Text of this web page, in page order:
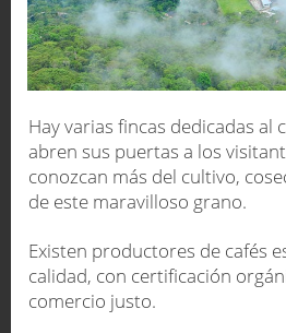
Hay varias fincas dedicadas al
abren sus puertas a los
conozcan más del cultivo,
de este maravilloso grano.
Existen productores de cafés
calidad, con certificación
comercio justo.